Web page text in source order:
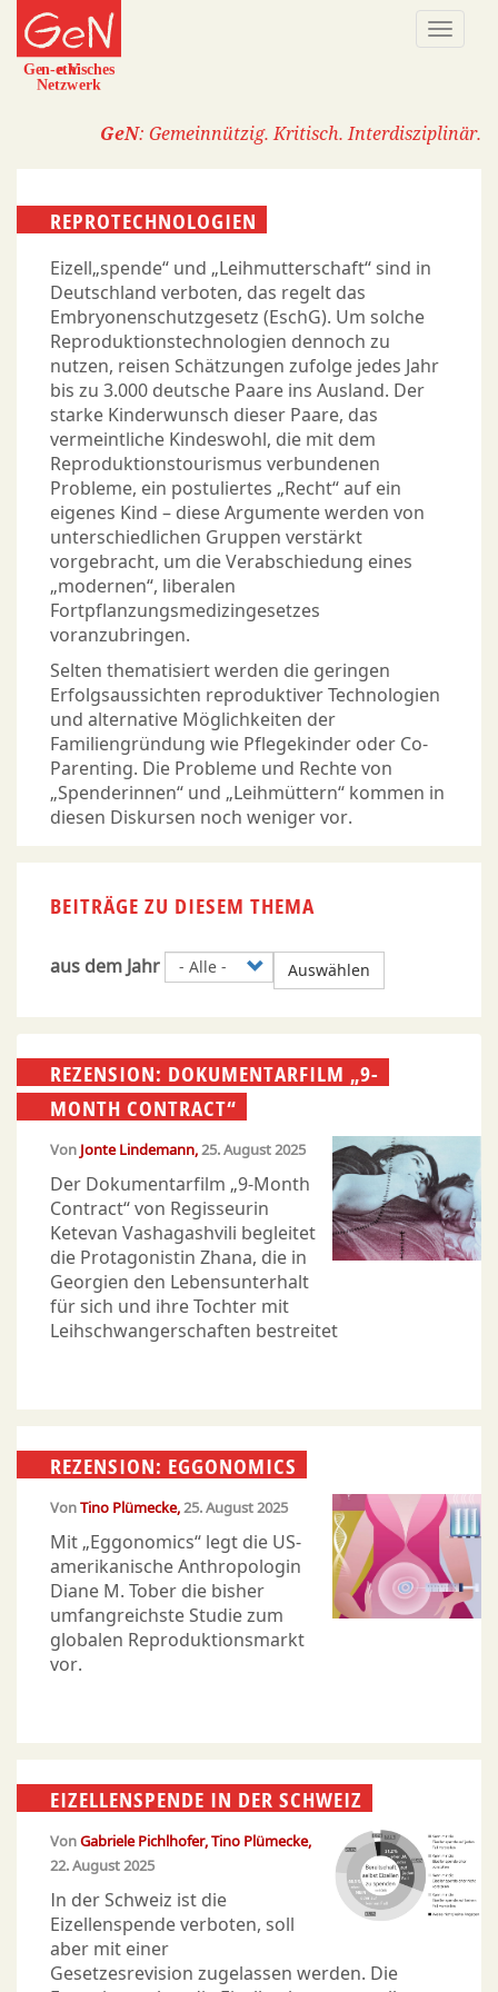
Direkt
zum
Inhalt
GeN: Gemeinnützig. Kritisch. Interdisziplinär.
REPROTECHNOLOGIEN
Eizell„spende“ und „Leihmutterschaft“ sind in
Deutschland verboten, das regelt das
Embryonenschutzgesetz (EschG). Um solche
Reproduktionstechnologien dennoch zu
nutzen, reisen Schätzungen zufolge jedes Jahr
bis zu 3.000 deutsche Paare ins Ausland. Der
starke Kinderwunsch dieser Paare, das
vermeintliche Kindeswohl, die mit dem
Reproduktionstourismus verbundenen
Probleme, ein postuliertes „Recht“ auf ein
eigenes Kind – diese Argumente werden von
unterschiedlichen Gruppen verstärkt
vorgebracht, um die Verabschiedung eines
„modernen“, liberalen
Fortpflanzungsmedizingesetzes
voranzubringen.
Selten thematisiert werden die geringen
Erfolgsaussichten reproduktiver Technologien
und alternative Möglichkeiten der
Familiengründung wie Pflegekinder oder Co-
Parenting. Die Probleme und Rechte von
„Spenderinnen“ und „Leihmüttern“ kommen in
diesen Diskursen noch weniger vor.
BEITRÄGE ZU DIESEM THEMA
aus dem Jahr Auswählen
REZENSION: DOKUMENTARFILM „9-
MONTH CONTRACT“
Von Jonte Lindemann 25. August 2025
Der Dokumentarfilm „9-Month
Contract“ von Regisseurin
Ketevan Vashagashvili begleitet
die Protagonistin Zhana, die in
Georgien den Lebensunterhalt
für sich und ihre Tochter mit
Leihschwangerschaften bestreitet
REZENSION: EGGONOMICS
VonTino Plümecke 25. August 2025
Mit „Eggonomics“ legt die US-
amerikanische Anthropologin
Diane M. Tober die bisher
umfangreichste Studie zum
globalen Reproduktionsmarkt
vor.
EIZELLENSPENDE IN DER SCHWEIZ
VonGabriele Pichlhofer Tino Plümecke
22. August 2025
In der Schweiz ist die
Eizellenspende verboten, soll
aber mit einer
Gesetzesrevision zugelassen werden. Die